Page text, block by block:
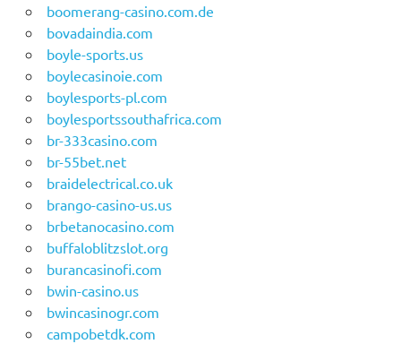
boomerang-casino.com.de
bovadaindia.com
boyle-sports.us
boylecasinoie.com
boylesports-pl.com
boylesportssouthafrica.com
br-333casino.com
br-55bet.net
braidelectrical.co.uk
brango-casino-us.us
brbetanocasino.com
buffaloblitzslot.org
burancasinofi.com
bwin-casino.us
bwincasinogr.com
campobetdk.com